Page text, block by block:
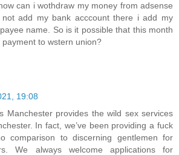
can i wothdraw my money from adsense
add my bank acccount there i add my
name. So is it possible that this month
payment to wstern union?
19:08
Manchester provides the wild sex services
In fact, we’ve been providing a fuck
comparison to discerning gentlemen for
We always welcome applications for